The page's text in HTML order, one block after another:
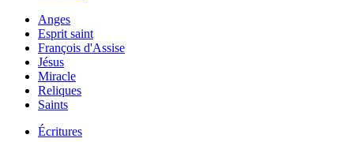
Anges
Esprit saint
François d'Assise
Jésus
Miracle
Reliques
Saints
Écritures